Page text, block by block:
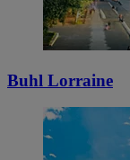
Buhl Lorraine